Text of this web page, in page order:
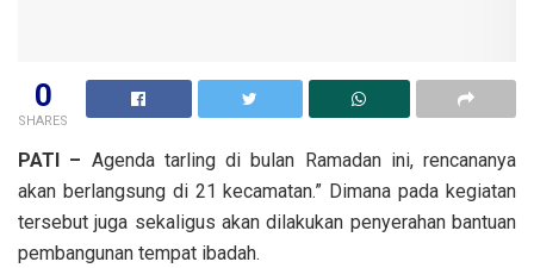
0
SHARES
PATI – Agenda tarling di bulan Ramadan ini, rencananya
akan berlangsung di 21 kecamatan.” Dimana pada kegiatan
tersebut juga sekaligus akan dilakukan penyerahan bantuan
pembangunan tempat ibadah.